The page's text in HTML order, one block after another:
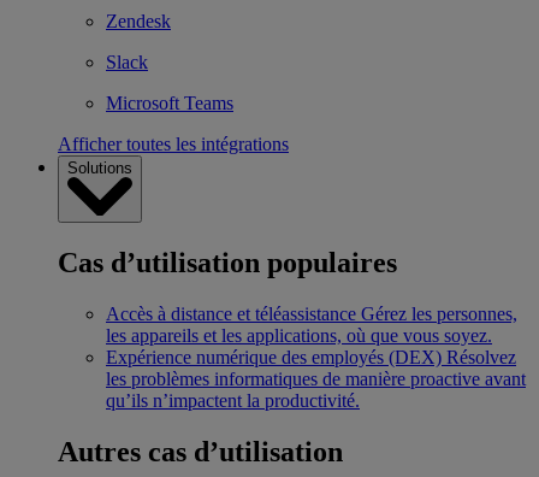
Zendesk
Slack
Microsoft Teams
Afficher toutes les intégrations
Solutions
Cas d’utilisation populaires
Accès à distance et téléassistance Gérez les personnes,
les appareils et les applications, où que vous soyez.
Expérience numérique des employés (DEX) Résolvez
les problèmes informatiques de manière proactive avant
qu’ils n’impactent la productivité.
Autres cas d’utilisation